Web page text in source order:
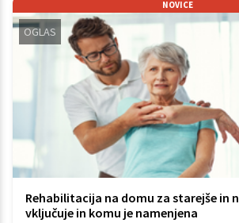
NOVICE
OGLAS
Rehabilitacija na domu za starejše in
vključuje in komu je namenjena